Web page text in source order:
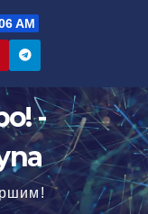
AM
-